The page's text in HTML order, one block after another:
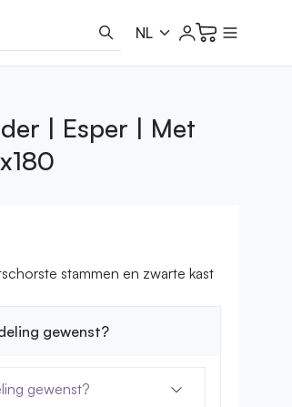
| Esper | Met
stammen en zwarte kast
gewenst?
gewenst?